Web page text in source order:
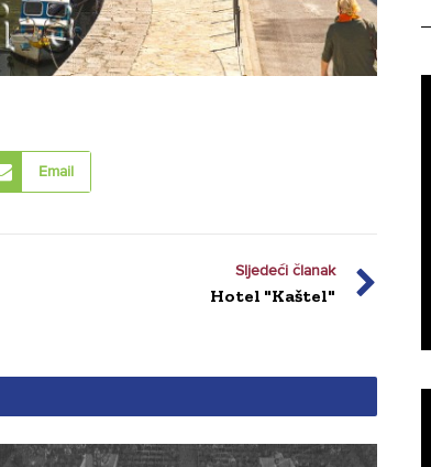
Email
Sljedeći članak
Hotel "Kaštel"